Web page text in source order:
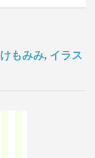
けもみみ, イラス